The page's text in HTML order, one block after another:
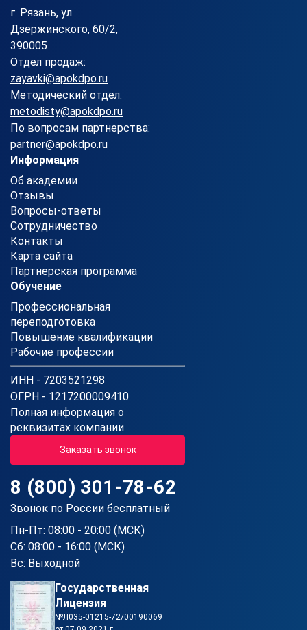
г. Рязань, ул.
Дзержинского, 60/2,
390005
Отдел продаж:
zayavki@apokdpo.ru
Методический отдел:
metodisty@apokdpo.ru
По вопросам партнерства:
partner@apokdpo.ru
Информация
Об академии
Отзывы
Вопросы-ответы
Сотрудничество
Контакты
Карта сайта
Партнерская программа
Обучение
Профессиональная
переподготовка
Повышение квалификации
Рабочие профессии
ИНН - 7203521298
ОГРН - 1217200009410
Полная информация о
реквизитах компании
Заказать звонок
8 (800) 301-78-62
Звонок по России бесплатный
Пн-Пт: 08:00 - 20:00 (МСК)
Сб: 08:00 - 16:00 (МСК)
Вс: Выходной
Государственная
Лицензия
№Л035-01215-72/00190069